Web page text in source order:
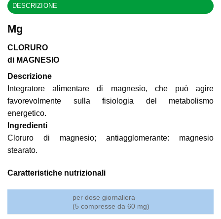
DESCRIZIONE
Mg
CLORURO
di MAGNESIO
Descrizione
Integratore alimentare di magnesio, che può agire
favorevolmente sulla fisiologia del metabolismo
energetico.
Ingredienti
Cloruro di magnesio; antiagglomerante: magnesio
stearato.
Caratteristiche nutrizionali
per dose giornaliera
(5 compresse da 60 mg)